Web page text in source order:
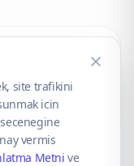
saklıdır.
site trafikini
icin
vermis
Metni ve